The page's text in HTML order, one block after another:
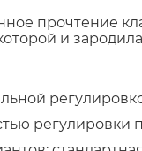
прочтение
и
регулировки